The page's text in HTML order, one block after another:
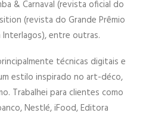
& Carnaval (revista oficial do
(revista do Grande Prêmio
Interlagos), entre outras.
técnicas digitais e
estilo inspirado no art-déco,
Trabalhei para clientes como
Nestlé, iFood, Editora